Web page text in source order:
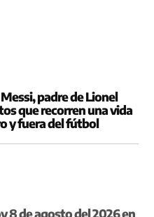
padre de Lionel
que recorren una vida
y fuera del fútbol
8 de agosto del 2026 en